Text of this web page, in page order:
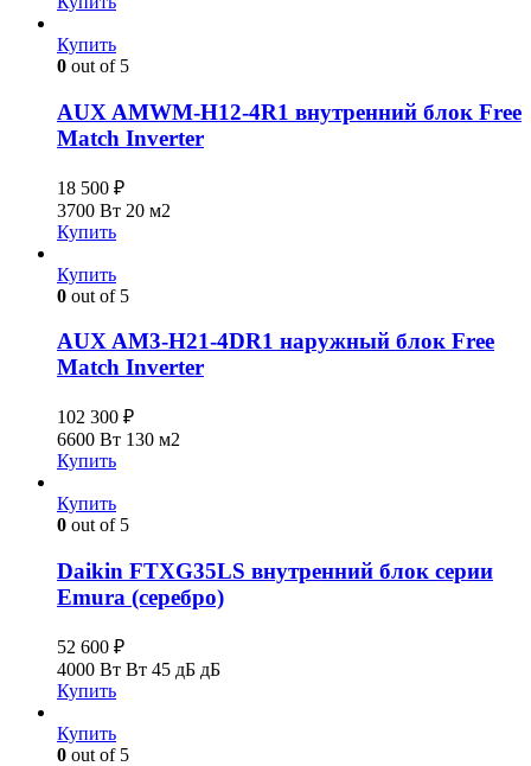
Купить
0 out of 5
AUX AMWM-H12-4R1 внутренний блок Free
Match Inverter
18 500 ₽
3700 Вт 20 м2
Купить
Купить
0 out of 5
AUX AM3-H21-4DR1 наружный блок Free
Match Inverter
102 300 ₽
6600 Вт 130 м2
Купить
Купить
0 out of 5
Daikin FTXG35LS внутренний блок серии
Emura (серебро)
52 600 ₽
4000 Вт Вт 45 дБ дБ
Купить
Купить
0 out of 5